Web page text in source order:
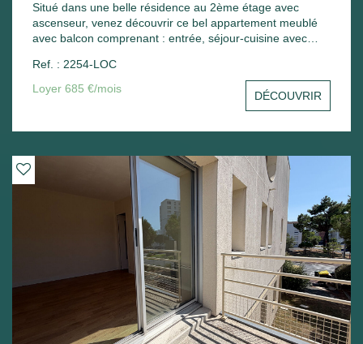
Situé dans une belle résidence au 2ème étage avec
ascenseur, venez découvrir ce bel appartement meublé
avec balcon comprenant : entrée, séjour-cuisine avec
Chauffage électrique. Libre de suite
Ref. : 2254-LOC
Loyer 685 €/mois
DÉCOUVRIR